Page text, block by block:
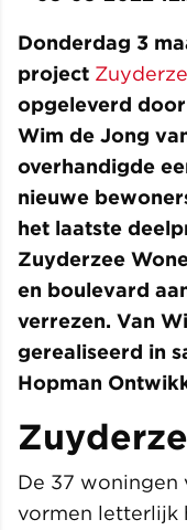
Donderdag 3
project
opgeleverd
Wim de Jong
overhandigde
nieuwe
het laatste
Zuyderzee
en boulevard
verrezen. Van
gerealiseerd in
Hopman
De 37 woningen
vormen letterlijk